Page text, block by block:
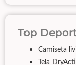
Top
Camiseta
Tela